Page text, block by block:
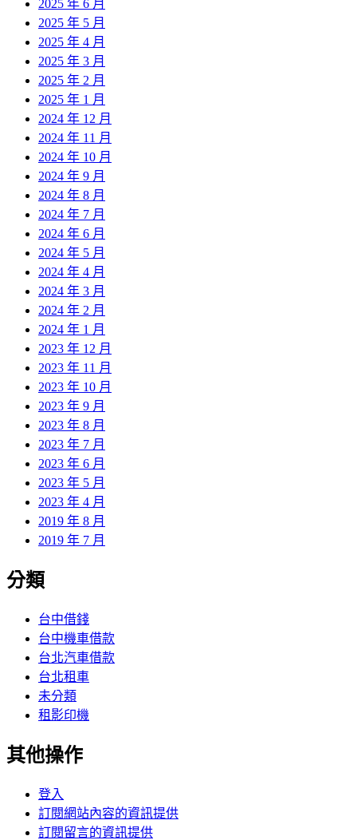
2025 年 6 月
2025 年 5 月
2025 年 4 月
2025 年 3 月
2025 年 2 月
2025 年 1 月
2024 年 12 月
2024 年 11 月
2024 年 10 月
2024 年 9 月
2024 年 8 月
2024 年 7 月
2024 年 6 月
2024 年 5 月
2024 年 4 月
2024 年 3 月
2024 年 2 月
2024 年 1 月
2023 年 12 月
2023 年 11 月
2023 年 10 月
2023 年 9 月
2023 年 8 月
2023 年 7 月
2023 年 6 月
2023 年 5 月
2023 年 4 月
2019 年 8 月
2019 年 7 月
分類
台中借錢
台中機車借款
台北汽車借款
台北租車
未分類
租影印機
其他操作
登入
訂閱網站內容的資訊提供
訂閱留言的資訊提供